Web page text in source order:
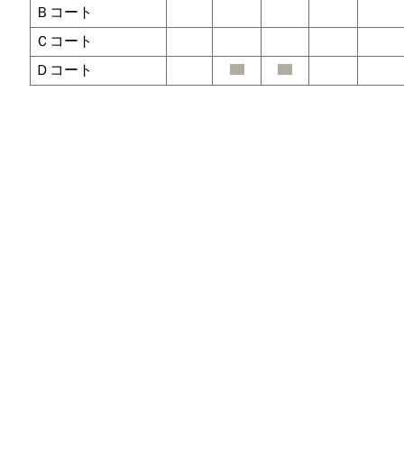
Ｂコート
Ｃコート
Ｄコート